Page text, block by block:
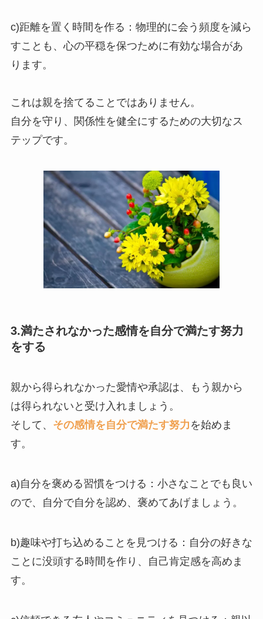
c)距離を置く時間を作る：物理的に会う頻度を減ら
すことも、心の平穏を保つために有効な場合があ
ります。
これは親を捨てることではありません。
自分を守り、関係性を健全にするための大切なス
テップです。
3.満たされなかった感情を自分で満たす努力
をする
親から得られなかった愛情や承認は、もう親から
は得られないと受け入れましょう。
そして、 その感情を自分で満たす努力 を始めま
す。
a)自分を褒める習慣をつける：小さなことでも良い
ので、自分で自分を認め、褒めてあげましょう。
b)趣味や打ち込めることを見つける：自分の好きな
ことに没頭する時間を作り、自己肯定感を高めま
す。